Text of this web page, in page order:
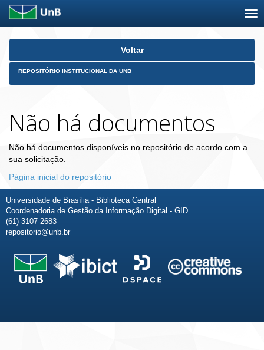
Skip
Voltar
REPOSITÓRIO INSTITUCIONAL DA UNB
Não há documentos
Não há documentos disponíveis no repositório de acordo com a
sua solicitação.
Página inicial do repositório
Universidade de Brasília - Biblioteca Central
Coordenadoria de Gestão da Informação Digital - GID
(61) 3107-2683
repositorio@unb.br